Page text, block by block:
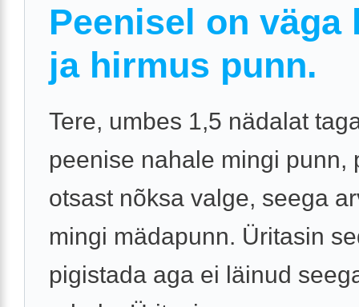
Peenisel on väga
ja hirmus punn.
Tere, umbes 1,5 nädalat
peenise nahale mingi punn,
otsast nõksa valge, seega
mingi mädapunn. Üritasin
pigistada aga ei läinud